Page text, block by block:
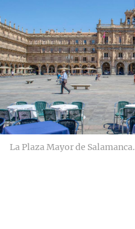
La Plaza Mayor de Salamanca.